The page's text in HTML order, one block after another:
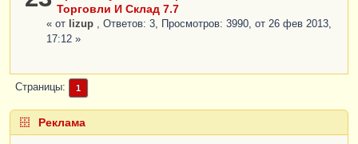
Торговли И Склад 7.7
« от lizup
, Ответов: 3, Просмотров: 3990, от 26 фев 2013,
17:12 »
Страницы 1
Реклама